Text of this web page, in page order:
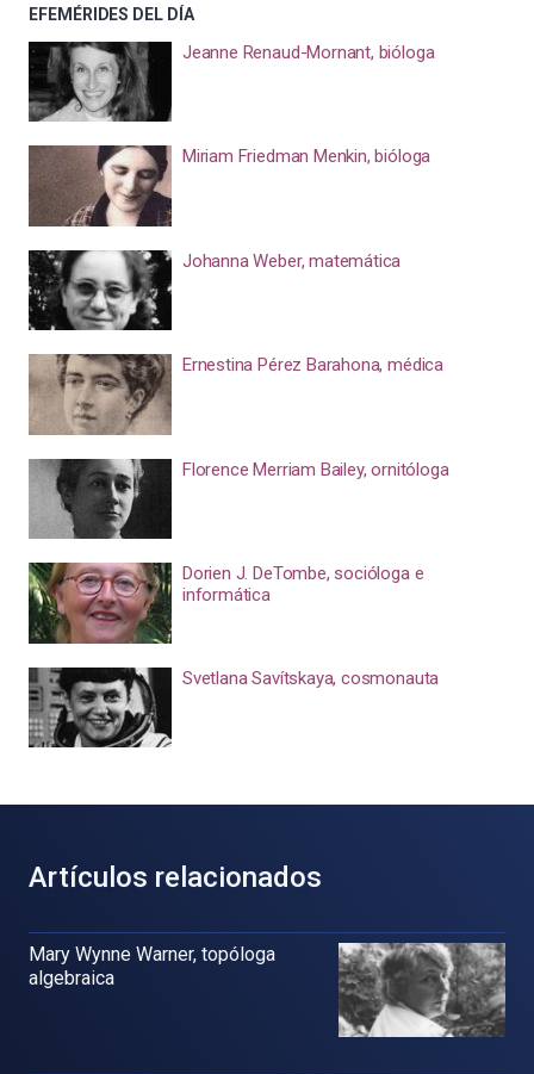
EFEMÉRIDES DEL DÍA
Jeanne Renaud-Mornant, bióloga
Miriam Friedman Menkin, bióloga
Johanna Weber, matemática
Ernestina Pérez Barahona, médica
Florence Merriam Bailey, ornitóloga
Dorien J. DeTombe, socióloga e
informática
Svetlana Savítskaya, cosmonauta
Artículos relacionados
Mary Wynne Warner, topóloga
algebraica